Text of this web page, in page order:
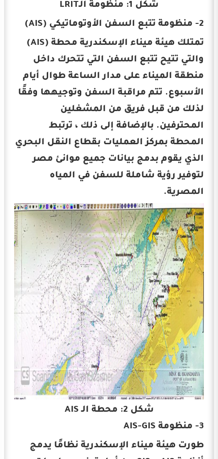
شكل 1: منظومة الـLRIT
2- منظومة تتبع السفن الأوتوماتيكي (AIS)
تمتلك هيئة ميناء الإسكندرية محطة (AIS)
والتي تتيح تتبع السفن التي تتحرك داخل
منطقة الميناء على مدار الساعة طوال أيام
الأسبوع. تتم مراقبة السفن وتوجيهها وفقًا
لذلك من قبل فريق من المشغلين
المحترفين. بالإضافة إلى ذلك ، ترتبط
المحطة بمركز العمليات بقطاع النقل البحري
الذي يقوم بدمج بيانات جميع موانئ مصر
لتوفير رؤية شاملة للسفن في المياه
المصرية.
شكل 2: محطة الـ AIS
3- منظومة AIS-GIS
طورت هيئة ميناء الإسكندرية نظامًا يدمج